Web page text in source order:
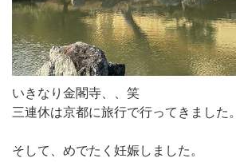
いきなり金閣寺、、笑
三連休は京都に旅行で行ってきました。
そして、めでたく妊娠しました。